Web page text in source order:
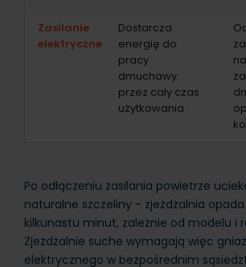
Zasilanie
elektryczne
Dostarcza
energię do
pracy
dmuchawy
przez cały czas
użytkowania
Po odłączeniu zasilania powietrze
naturalne szczeliny - zjeżdżalnia
kilkunastu minut, zależnie od modelu i
Zjeżdżalnie suche wymagają więc
elektrycznego w bezpośrednim